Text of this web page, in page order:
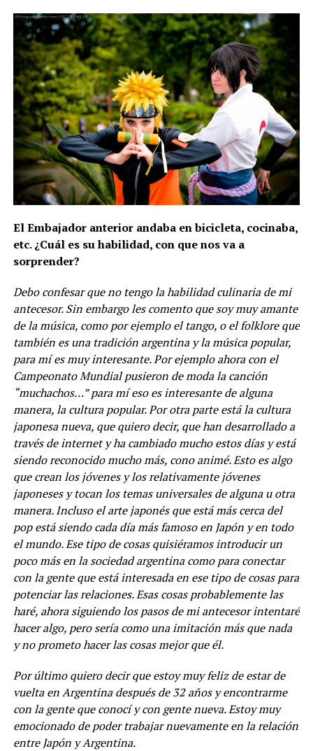
El Embajador anterior andaba en bicicleta, cocinaba,
etc. ¿Cuál es su habilidad, con que nos va a
sorprender?
Debo confesar que no tengo la habilidad culinaria de mi
antecesor. Sin embargo les comento que soy muy amante
de la música, como por ejemplo el tango, o el folklore que
también es una tradición argentina y la música popular,
para mí es muy interesante. Por ejemplo ahora con el
Campeonato Mundial pusieron de moda la canción
“muchachos…” para mí eso es interesante de alguna
manera, la cultura popular. Por otra parte está la cultura
japonesa nueva, que quiero decir, que han desarrollado a
través de internet y ha cambiado mucho estos días y está
siendo reconocido mucho más, cono animé. Esto es algo
que crean los jóvenes y los relativamente jóvenes
japoneses y tocan los temas universales de alguna u otra
manera. Incluso el arte japonés que está más cerca del
pop está siendo cada día más famoso en Japón y en todo
el mundo. Ese tipo de cosas quisiéramos introducir un
poco más en la sociedad argentina como para conectar
con la gente que está interesada en ese tipo de cosas para
potenciar las relaciones. Esas cosas probablemente las
haré, ahora siguiendo los pasos de mi antecesor intentaré
hacer algo, pero sería como una imitación más que nada
y no prometo hacer las cosas mejor que él.
Por último quiero decir que estoy muy feliz de estar de
vuelta en Argentina después de 32 años y encontrarme
con la gente que conocí y con gente nueva. Estoy muy
emocionado de poder trabajar nuevamente en la relación
entre Japón y Argentina.